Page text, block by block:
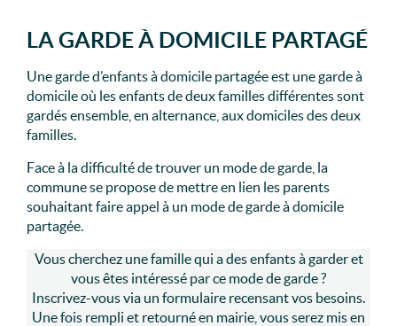
LA GARDE À DOMICILE PARTAGÉ
Une garde d’enfants à domicile partagée est une garde à
domicile où les enfants de deux familles différentes sont
gardés ensemble, en alternance, aux domiciles des deux
familles.
Face à la difficulté de trouver un mode de garde, la
commune se propose de mettre en lien les parents
souhaitant faire appel à un mode de garde à domicile
partagée.
Vous cherchez une famille qui a des enfants à garder et
vous êtes intéressé par ce mode de garde ?
Inscrivez-vous via un formulaire recensant vos besoins.
Une fois rempli et retourné en mairie, vous serez mis en